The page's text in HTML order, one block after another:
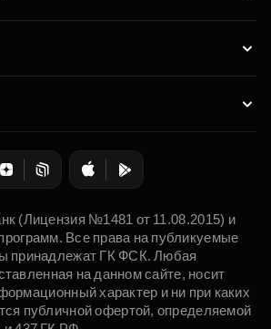
(Лицензия №1481 от 11.08.2015) и
Все права на публикуемые
принадлежат ГК ФСК. Любая
на данном сайте, носит
характер и ни при каких
публичной офертой, определяемой